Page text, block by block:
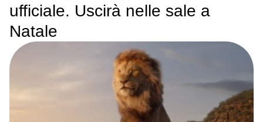
ufficiale. Uscirà nelle sale a
Natale